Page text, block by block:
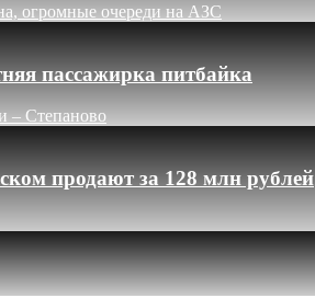
огромные очереди на АЗС
пассажирка питбайка
– Степаново
продают за 128 млн рублей